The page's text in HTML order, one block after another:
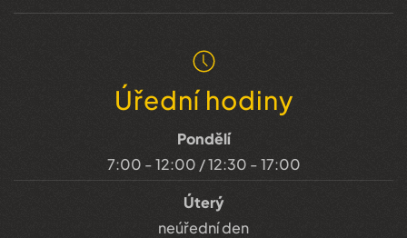
Úřední hodiny
Pondělí
7:00 - 12:00 / 12:30 - 17:00
Úterý
neúřední den